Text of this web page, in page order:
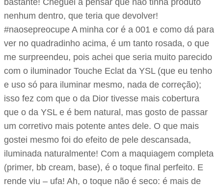
nenhum dentro, que teria que devolver!
#naosepreocupe A minha cor é a 001 e como dá para
ver no quadradinho acima, é um tanto rosada, o que
me surpreendeu, pois achei que seria muito parecido
com o iluminador Touche Eclat da YSL (que eu tenho
e uso só para iluminar mesmo, nada de correção);
isso fez com que o da Dior tivesse mais cobertura
que o da YSL e é bem natural, mas gosto de passar
um corretivo mais potente antes dele. O que mais
gostei mesmo foi do efeito de pele descansada,
iluminada naturalmente! Com a maquiagem completa
(primer, bb cream, base), é o toque final perfeito. E
rende viu – ufa! Ah, o toque não é seco: é mais de